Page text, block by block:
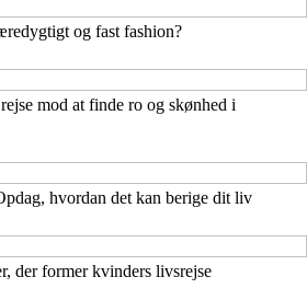
og fast fashion?
mod at finde ro og skønhed i
hvordan det kan berige dit liv
der former kvinders livsrejse